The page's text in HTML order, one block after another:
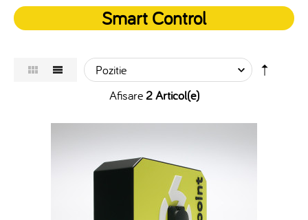
Smart Control
Afisare2 Articol(e)